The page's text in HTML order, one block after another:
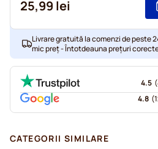
25,99 lei
Livrare gratuită la comenzi de peste
mic preț - Întotdeauna prețuri
4.5 (
4.8 (
CATEGORII SIMILARE